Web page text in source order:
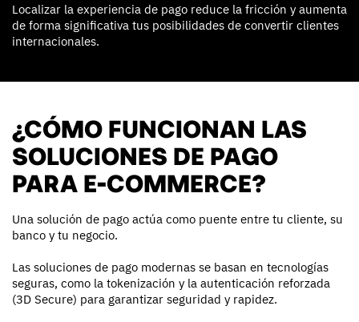
Localizar la experiencia de pago reduce la fricción y aumenta
de forma significativa tus posibilidades de convertir clientes
internacionales.
¿CÓMO FUNCIONAN LAS
SOLUCIONES DE PAGO
PARA E-COMMERCE?
Una solución de pago actúa como puente entre tu cliente, su
banco y tu negocio.
Las soluciones de pago modernas se basan en tecnologías
seguras, como la tokenización y la autenticación reforzada
(3D Secure) para garantizar seguridad y rapidez.